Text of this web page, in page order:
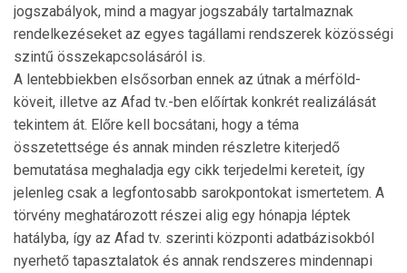
jogszabályok, mind a magyar jogszabály tartalmaznak
rendel­ke­zéseket az egyes tagállami rendszerek közösségi
szintű összekapcsolásáról is.
A lentebbiekben elsősorban ennek az útnak a mérföld­
köveit, illetve az Afad tv.-ben előírtak konkrét realizálását
tekintem át. Előre kell bocsátani, hogy a téma
összetettsége és annak minden részletre kiterjedő
bemutatása megha­ladja egy cikk terjedelmi kereteit, így
jelenleg csak a leg­fon­tosabb sarokpontokat ismertetem. A
törvény megha­tá­rozott részei alig egy hónapja léptek
hatályba, így az Afad tv. szerinti központi adatbázisokból
nyerhető tapasztala­tok és annak rendszeres mindennapi